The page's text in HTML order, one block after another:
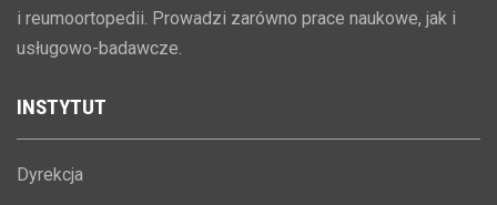
i reumoortopedii. Prowadzi zarówno prace naukowe, jak i
usługowo-badawcze.
INSTYTUT
Dyrekcja